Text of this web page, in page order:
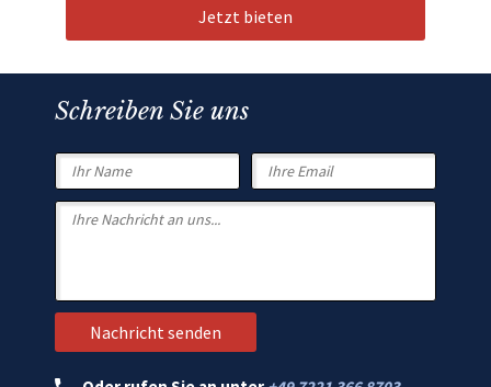
Jetzt bieten
Schreiben Sie uns